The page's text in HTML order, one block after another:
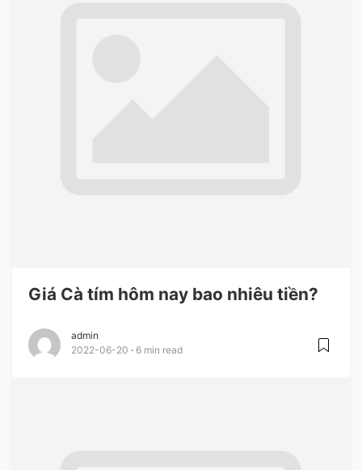
Giá Cà tím hôm nay bao nhiêu tiền?
admin
2022-06-20
6 min read